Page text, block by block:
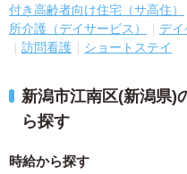
付き高齢者向け住宅（サ高住）
所介護（デイサービス）
デイ
訪問看護
ショートステイ
新潟市江南区(新潟県)
ら探す
時給から探す